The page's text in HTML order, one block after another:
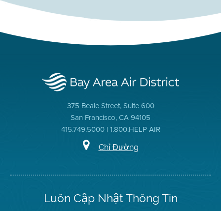
375 Beale Street, Suite 600
San Francisco, CA 94105
415.749.5000 | 1.800.HELP AIR
Chỉ Đường
Luôn Cập Nhật Thông Tin